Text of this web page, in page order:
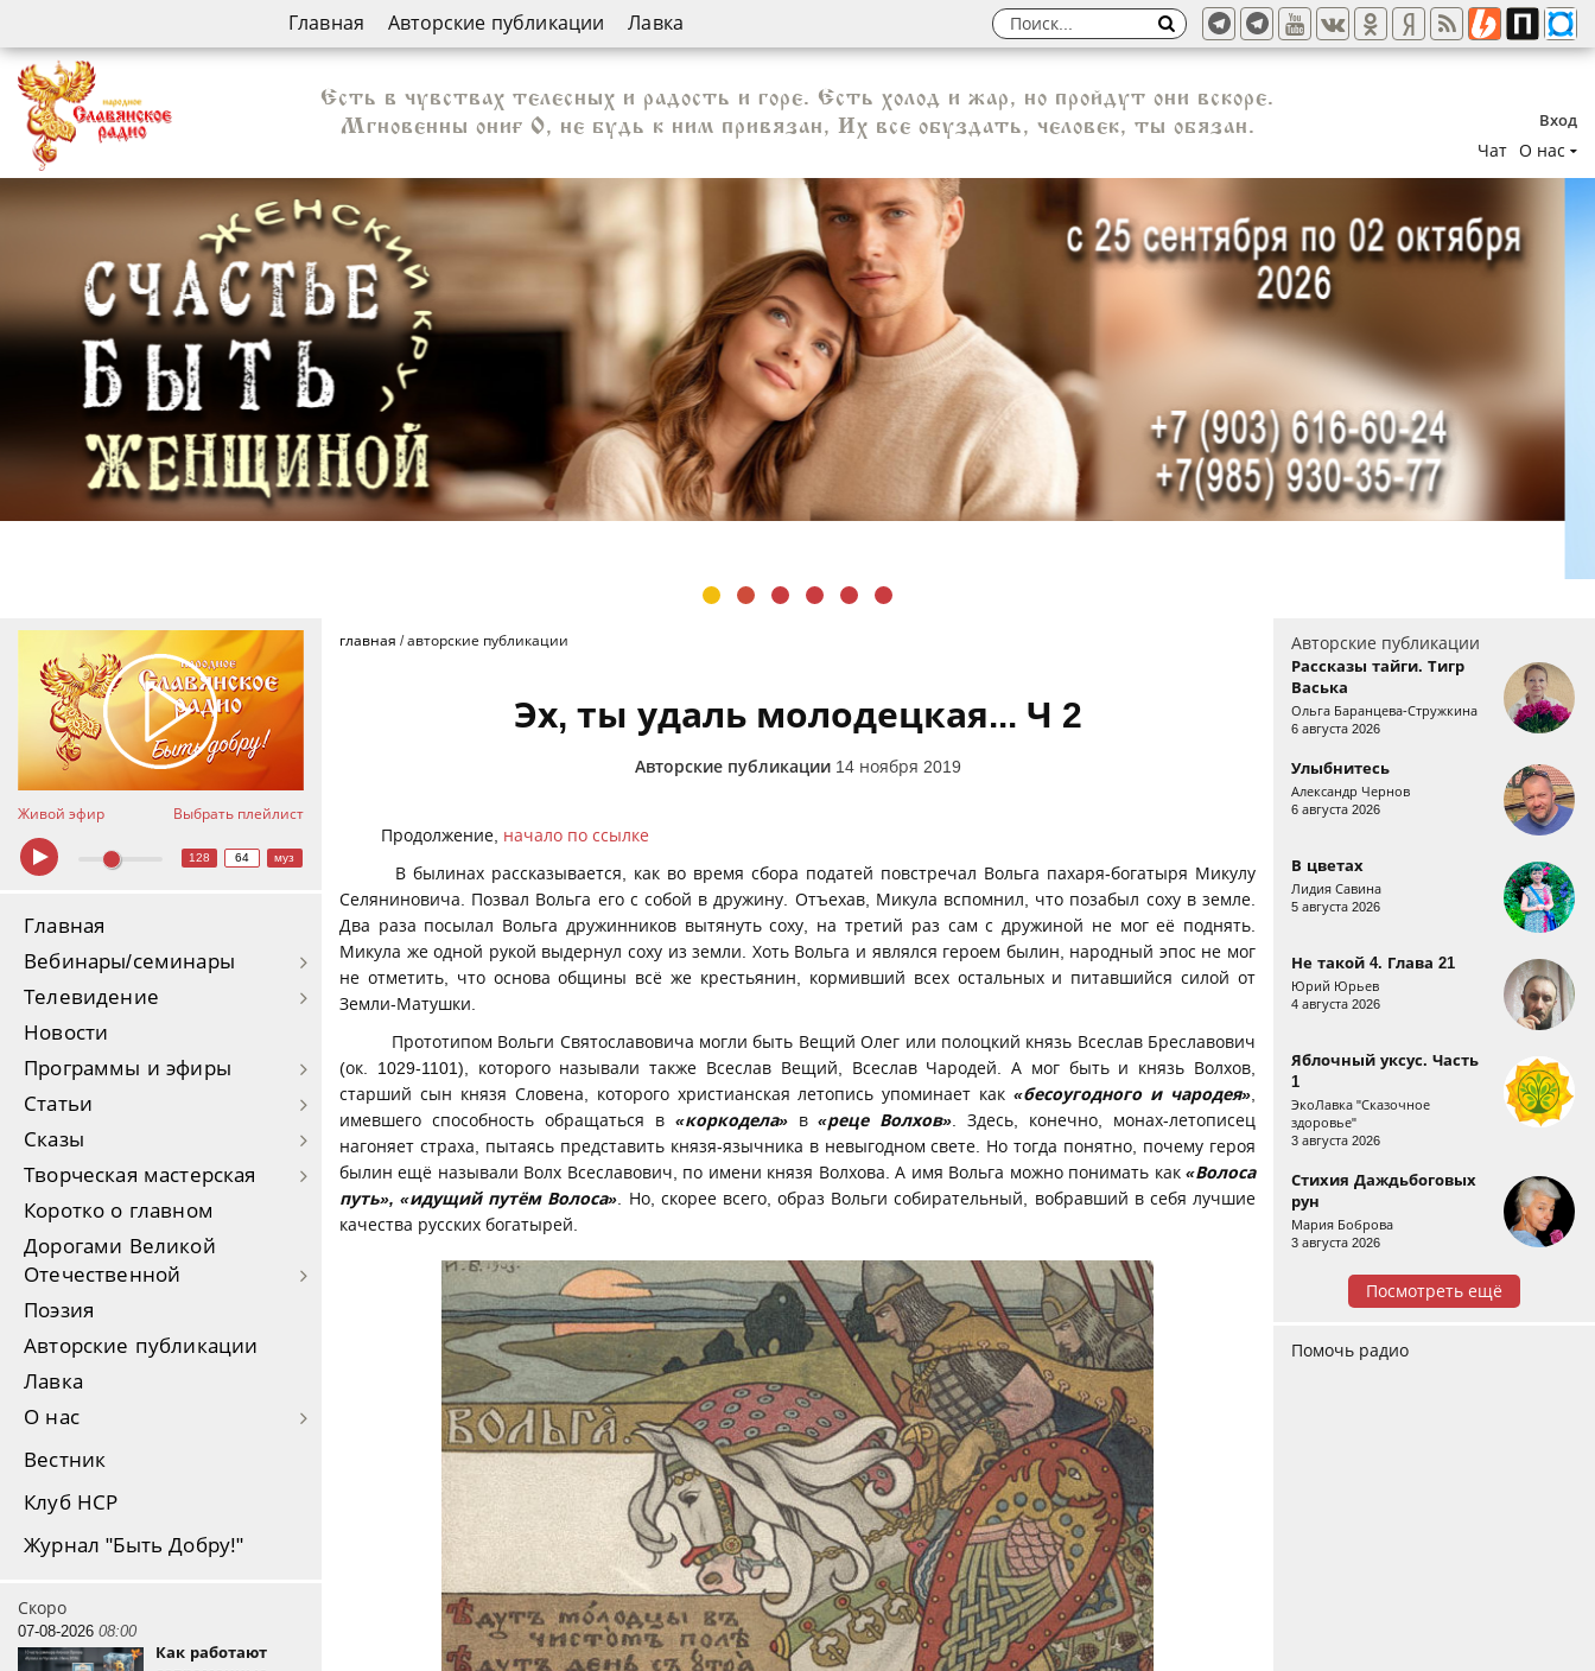
Главная Авторские публикации Лавка
Вход
Чат О нас
Есть в чувствах телесных и радость и горе. Есть холод и жар, но пройдут они вскоре.
Мгновенны они… О, не будь к ним привязан, Их все обуздать, человек, ты обязан.
Живой эфир Выбрать плейлист
128 64 муз
Главная
Вебинары/семинары
Телевидение
Новости
Программы и эфиры
Статьи
Сказы
Творческая мастерская
Коротко о главном
Дорогами Великой
Отечественной
Поэзия
Авторские публикации
Лавка
О нас
Вестник
Клуб НСР
Журнал "Быть Добру!"
Скоро
07-08-2026 08:00
Как работают
главная /авторские публикации
Эх, ты удаль молодецкая... Ч 2
Авторские публикации 14 ноября 2019
Продолжение, начало по ссылке
В былинах рассказывается, как во время сбора податей повстречал Вольга пахаря-богатыря Микулу
Селяниновича. Позвал Вольга его с собой в дружину. Отъехав, Микула вспомнил, что позабыл соху в земле.
Два раза посылал Вольга дружинников вытянуть соху, на третий раз сам с дружиной не мог её поднять.
Микула же одной рукой выдернул соху из земли. Хоть Вольга и являлся героем былин, народный эпос не мог
не отметить, что основа общины всё же крестьянин, кормивший всех остальных и питавшийся силой от
Земли-Матушки.
Прототипом Вольги Святославовича могли быть Вещий Олег или полоцкий князь Всеслав Бреславович
(ок. 1029-1101), которого называли также Всеслав Вещий, Всеслав Чародей. А мог быть и князь Волхов,
старший сын князя Словена, которого христианская летопись упоминает как«бесоугодного и чародея»
имевшего способность обращаться в«коркодела» в«реце Волхов» . Здесь, конечно, монах-летописец
нагоняет страха, пытаясь представить князя-язычника в невыгодном свете. Но тогда понятно, почему героя
былин ещё называли Волх Всеславович, по имени князя Волхова. А имя Вольга можно понимать как«Волоса
путь», «идущий путём Волоса» . Но, скорее всего, образ Вольги собирательный, вобравший в себя лучшие
качества русских богатырей.
Авторские публикации
Рассказы тайги. Тигр
Васька
Ольга Баранцева-Стружкина
6 августа 2026
Улыбнитесь
Александр Чернов
6 августа 2026
В цветах
Лидия Савина
5 августа 2026
Не такой 4. Глава 21
Юрий Юрьев
4 августа 2026
Яблочный уксус. Часть
1
ЭкоЛавка "Сказочное
здоровье"
3 августа 2026
Стихия Даждьбоговых
рун
Мария Боброва
3 августа 2026
Посмотреть ещё
Помочь радио